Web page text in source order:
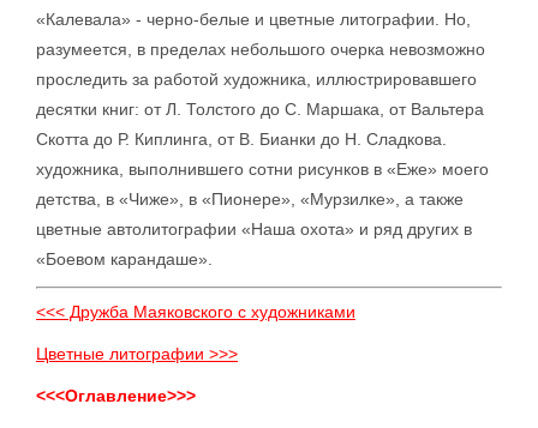
«Калевала» - черно-белые и цветные литографии. Но,
разумеется, в пределах небольшого очерка невозможно
проследить за работой художника, иллюстрировавшего
десятки книг: от Л. Толстого до С. Маршака, от Вальтера
Скотта до Р. Киплинга, от В. Бианки до Н. Сладкова.
художника, выполнившего сотни рисунков в «Еже» моего
детства, в «Чиже», в «Пионере», «Мурзилке», а также
цветные автолитографии «Наша охота» и ряд других в
«Боевом карандаше».
<<< Дружба Маяковского с художниками
Цветные литографии >>>
<<<Оглавление>>>